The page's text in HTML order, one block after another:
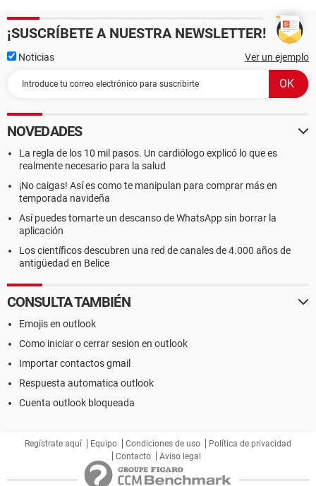
¡SUSCRÍBETE A NUESTRA NEWSLETTER!
Noticias Ver un ejemplo
NOVEDADES
La regla de los 10 mil pasos. Un cardiólogo explicó lo que es
realmente necesario para la salud
¡No caigas! Así es como te manipulan para comprar más en
temporada navideña
Así puedes tomarte un descanso de WhatsApp sin borrar la
aplicación
Los científicos descubren una red de canales de 4.000 años de
antigüedad en Belice
CONSULTA TAMBIÉN
Emojis en outlook
Como iniciar o cerrar sesion en outlook
Importar contactos gmail
Respuesta automatica outlook
Cuenta outlook bloqueada
Regístrate aquí Equipo Condiciones de uso
Política de privacidad
Contacto
Aviso legal